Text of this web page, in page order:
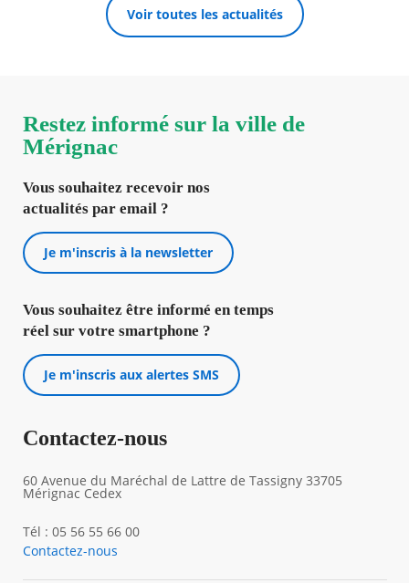
Voir toutes les actualités
Restez informé sur la ville de
Mérignac
Vous souhaitez recevoir nos
actualités par email ?
Je m'inscris à la newsletter
Vous souhaitez être informé en temps
réel sur votre smartphone ?
Je m'inscris aux alertes SMS
Contactez-nous
60 Avenue du Maréchal de Lattre de Tassigny 33705
Mérignac Cedex
Tél : 05 56 55 66 00
Contactez-nous